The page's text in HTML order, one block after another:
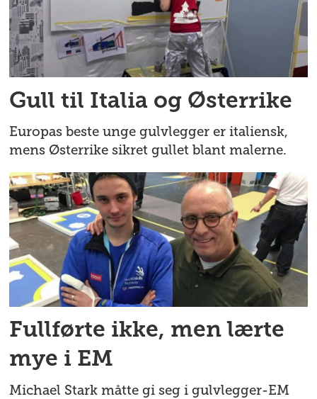
Gull til Italia og Østerrike
Europas beste unge gulvlegger er italiensk,
mens Østerrike sikret gullet blant malerne.
Fullførte ikke, men lærte
mye i EM
Michael Stark måtte gi seg i gulvlegger-EM